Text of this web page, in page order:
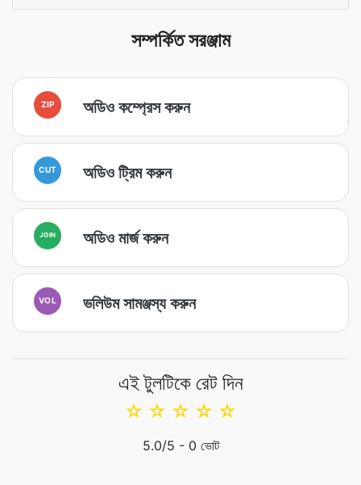
সম্পর্কিত সরঞ্জাম
ZIP অডিও কম্প্রেস করুন
CUT অডিও ট্রিম করুন
JOIN অডিও মার্জ করুন
VOL ভলিউম সামঞ্জস্য করুন
এই টুলটিকে রেট দিন
☆
☆
☆
☆
☆
5.0/5 - 0 ভোট